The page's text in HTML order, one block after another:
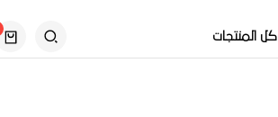
كل المنتجات